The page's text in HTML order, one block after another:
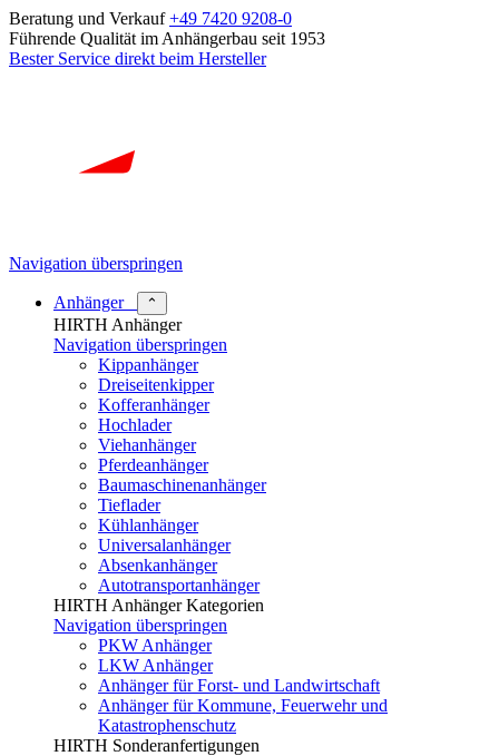
Beratung und Verkauf+49 7420 9208-0
Führende Qualität im Anhängerbau seit 1953
Bester Service direkt beim Hersteller
Navigation überspringen
Anhänger ⌃
HIRTH Anhänger
Navigation überspringen
Kippanhänger
Dreiseitenkipper
Kofferanhänger
Hochlader
Viehanhänger
Pferdeanhänger
Baumaschinenanhänger
Tieflader
Kühlanhänger
Universalanhänger
Absenkanhänger
Autotransportanhänger
HIRTH Anhänger Kategorien
Navigation überspringen
PKW Anhänger
LKW Anhänger
Anhänger für Forst- und Landwirtschaft
Anhänger für Kommune, Feuerwehr und
Katastrophenschutz
HIRTH Sonderanfertigungen